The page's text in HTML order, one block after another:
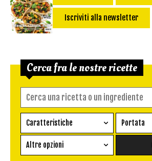
Iscriviti alla newsletter
Cerca fra le nostre ricette
Caratteristiche
Ricetta vegetariana
Senza glutine
Portata
Conserva
Altre opzioni